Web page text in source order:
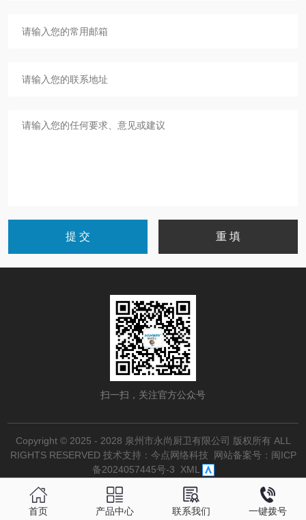
扫一扫，关注官方公众号
Copyright © 2025 - 2028 泉州市永尚厨卫有限公司 版权所有 ALL
RIGHTS RESERVED技术支持：今点网络科技 网站备案号： 闽ICP
备2024057445号-3
XML
首页 产品中心 联系我们 一键拨号